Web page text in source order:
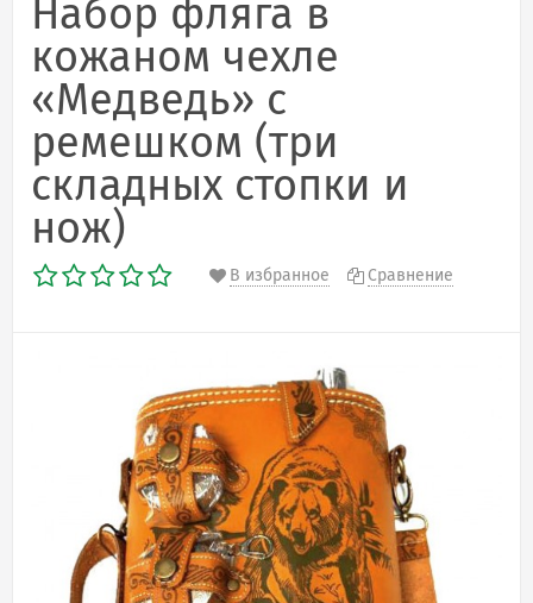
Набор фляга в
кожаном чехле
«Медведь» с
ремешком (три
складных стопки и
нож)
В избранное Сравнение